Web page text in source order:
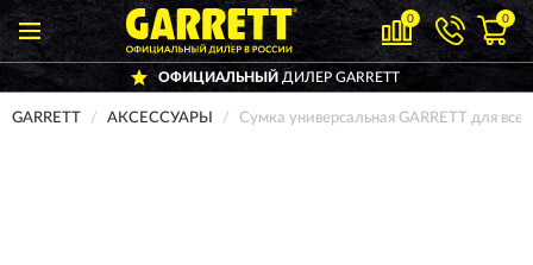
0 0
ОФИЦИАЛЬНЫЙДИЛЕР GARRETT
GARRETT АКСЕССУАРЫ Сумка универсальная GARRETT для